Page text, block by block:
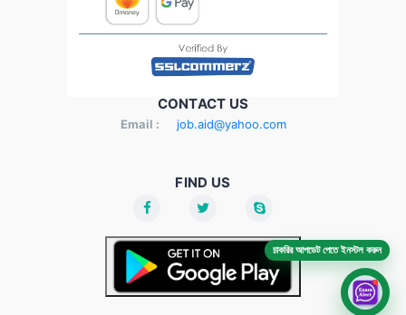
CONTACT US
Email : job.aid@yahoo.com
FIND US
চাকরির আপডেট পেতে ইনস্টল করুন